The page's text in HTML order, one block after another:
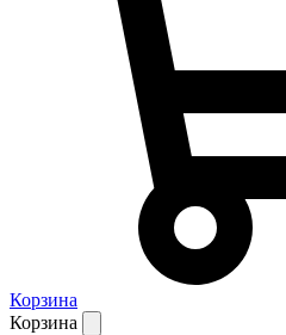
Корзина
Корзина